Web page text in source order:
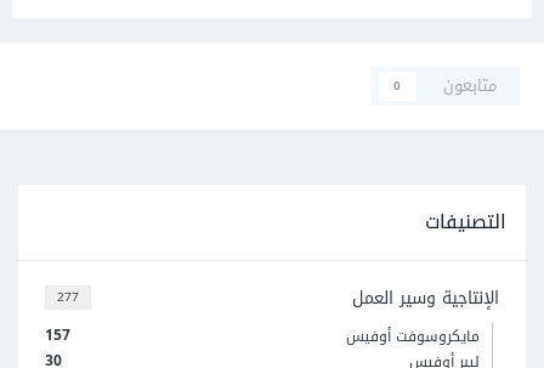
متابعون 0
التصنيفات
277 الإنتاجية وسير العمل
157
مايكروسوفت أوفيس
30
ليبر أوفيس